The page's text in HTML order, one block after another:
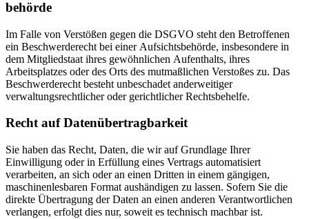
behörde
Im Falle von Verstößen gegen die DSGVO steht den Betroffenen
ein Beschwerderecht bei einer Aufsichtsbehörde, insbesondere in
dem Mitgliedstaat ihres gewöhnlichen Aufenthalts, ihres
Arbeitsplatzes oder des Orts des mutmaßlichen Verstoßes zu. Das
Beschwerderecht besteht unbeschadet anderweitiger
verwaltungsrechtlicher oder gerichtlicher Rechtsbehelfe.
Recht auf Daten­übertrag­barkeit
Sie haben das Recht, Daten, die wir auf Grundlage Ihrer
Einwilligung oder in Erfüllung eines Vertrags automatisiert
verarbeiten, an sich oder an einen Dritten in einem gängigen,
maschinenlesbaren Format aushändigen zu lassen. Sofern Sie die
direkte Übertragung der Daten an einen anderen Verantwortlichen
verlangen, erfolgt dies nur, soweit es technisch machbar ist.